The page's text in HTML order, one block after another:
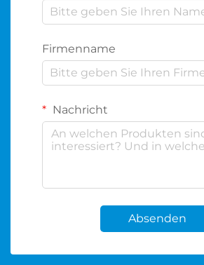
Firmenname
Nachricht
Absenden